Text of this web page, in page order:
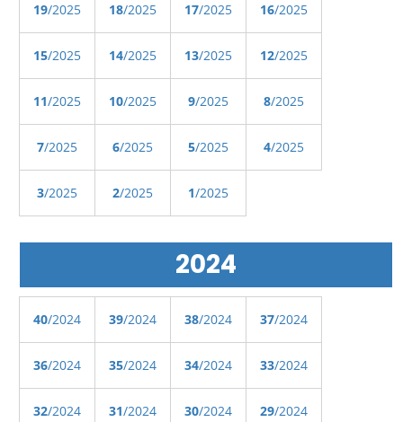
19/2025 18/2025 17/2025 16/2025
15/2025 14/2025 13/2025 12/2025
11/2025 10/2025 9/2025 8/2025
7/2025 6/2025 5/2025 4/2025
3/2025 2/2025 1/2025
2024
40/2024 39/2024 38/2024 37/2024
36/2024 35/2024 34/2024 33/2024
32/2024 31/2024 30/2024 29/2024